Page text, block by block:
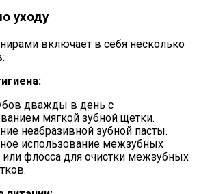
уходу
включает в себя несколько
дважды в день с
мягкой зубной щетки.
неабразивной зубной пасты.
использование межзубных
флосса для очистки межзубных